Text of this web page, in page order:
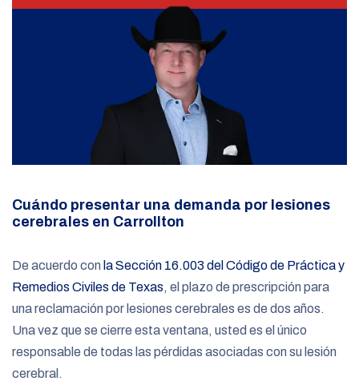
Cuándo presentar una demanda por lesiones
cerebrales en Carrollton
De acuerdo con la Sección 16.003 del Código de Práctica y
Remedios Civiles de Texas, el plazo de prescripción para
una reclamación por lesiones cerebrales es de dos años.
Una vez que se cierre esta ventana, usted es el único
responsable de todas las pérdidas asociadas con su lesión
cerebral.